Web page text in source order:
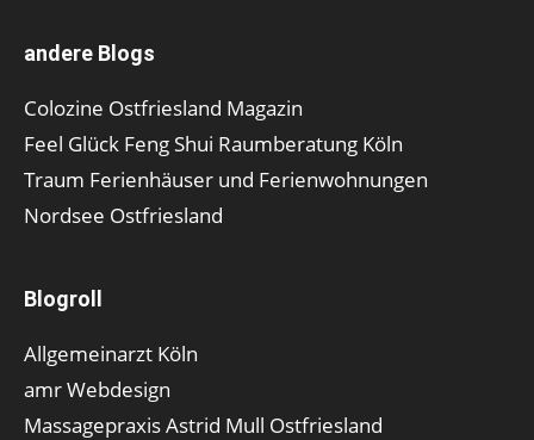
andere Blogs
Colozine Ostfriesland Magazin
Feel Glück Feng Shui Raumberatung Köln
Traum Ferienhäuser und Ferienwohnungen
Nordsee Ostfriesland
Blogroll
Allgemeinarzt Köln
amr Webdesign
Massagepraxis Astrid Mull Ostfriesland